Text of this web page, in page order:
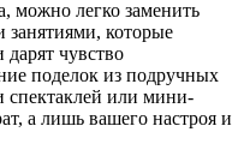
можно легко заменить
занятиями, которые
чувство
поделок из подручных
спектаклей или мини-
а лишь вашего настроя и